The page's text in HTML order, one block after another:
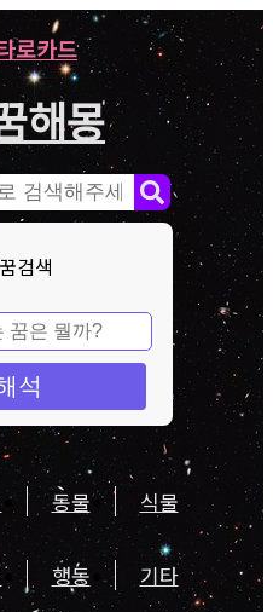
로카드
해몽
검색
석
동물 식물
행동 기타